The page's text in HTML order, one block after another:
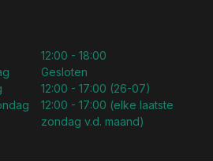
12:00 - 18:00
Gesloten
12:00 - 17:00 (26-07)
12:00 - 17:00 (elke laatste
zondag v.d. maand)